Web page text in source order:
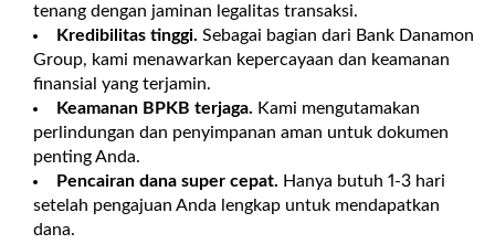
tenang dengan jaminan legalitas transaksi.
Kredibilitas tinggi. Sebagai bagian dari Bank Danamon
Group, kami menawarkan kepercayaan dan keamanan
finansial yang terjamin.
Keamanan BPKB terjaga. Kami mengutamakan
perlindungan dan penyimpanan aman untuk dokumen
penting Anda.
Pencairan dana super cepat. Hanya butuh 1-3 hari
setelah pengajuan Anda lengkap untuk mendapatkan
dana.